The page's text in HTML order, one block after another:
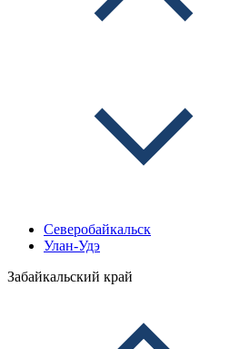
Северобайкальск
Улан-Удэ
Забайкальский край